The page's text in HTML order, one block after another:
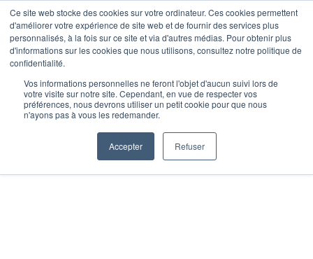
Ce site web stocke des cookies sur votre ordinateur. Ces cookies permettent
d'améliorer votre expérience de site web et de fournir des services plus
personnalisés, à la fois sur ce site et via d'autres médias. Pour obtenir plus
d'informations sur les cookies que nous utilisons, consultez notre politique de
confidentialité.
Vos informations personnelles ne feront l'objet d'aucun suivi lors de
votre visite sur notre site. Cependant, en vue de respecter vos
préférences, nous devrons utiliser un petit cookie pour que nous
n'ayons pas à vous les redemander.
Accepter Refuser
Skip
to
content
Opal Solutions